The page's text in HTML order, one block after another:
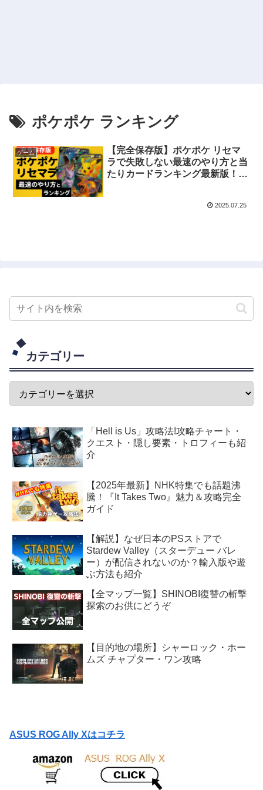
ポケポケ ランキング
ゲーム
【完全保存版】ポケポケ リセマ
ラで失敗しない最速のやり方と当
たりカードランキング最新版！初
2025.07.25
カテゴリー
「Hell is Us」攻略法!攻略チャート・
クエスト・隠し要素・トロフィーも紹
介
【2025年最新】NHK特集でも話題沸
騰！『It Takes Two』魅力＆攻略完全
ガイド
【解説】なぜ日本のPSストアで
Stardew Valley（スターデュー バレ
ー）が配信されないのか？輸入版や遊
ぶ方法も紹介
【全マップ一覧】SHINOBI復讐の斬撃
探索のお供にどうぞ
【目的地の場所】シャーロック・ホー
ムズ チャプター・ワン攻略
ASUS ROG Ally Xはコチラ